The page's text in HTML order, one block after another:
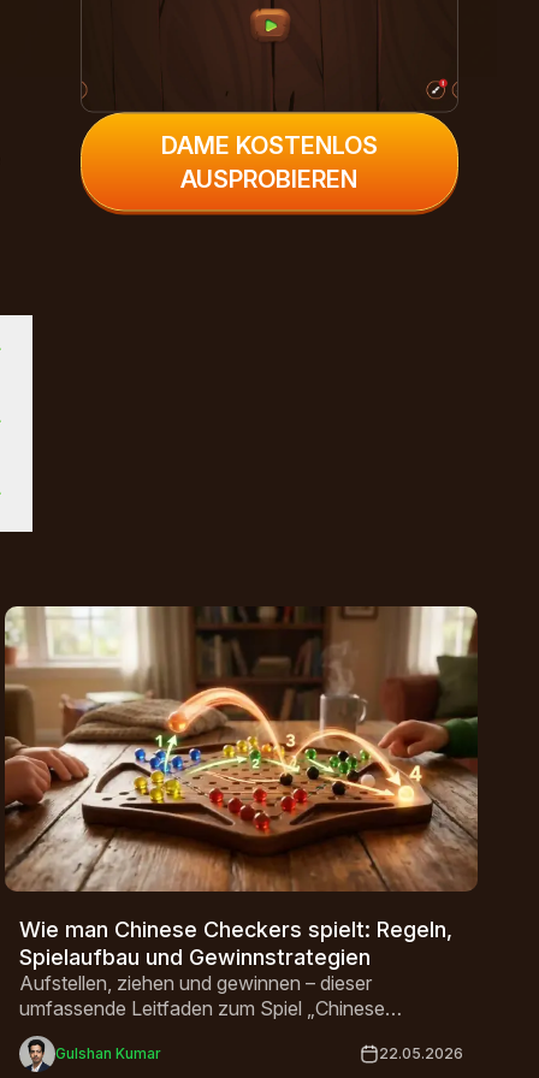
DAME KOSTENLOS
AUSPROBIEREN
Wie man Chinese Checkers spielt: Regeln,
Spielaufbau und Gewinnstrategien
Aufstellen, ziehen und gewinnen – dieser
umfassende Leitfaden zum Spiel „Chinese
Checkers“ behandelt alle Regeln, Strategien und
Varianten für 2 bis 6 Spieler.
Gulshan Kumar 22.05.2026